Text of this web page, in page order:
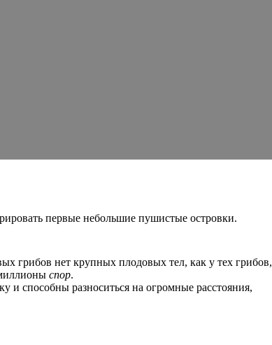
первые небольшие пушистые островки.
грибов нет крупных плодовых тел, как у тех грибов,
спор.
способны разноситься на огромные расстояния,